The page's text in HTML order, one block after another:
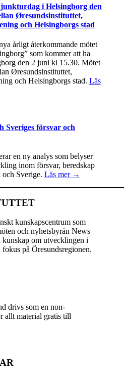
i Helsingborg den
Øresundsinstituttet,
och Helsingborgs stad
årligt återkommande mötet
som kommer att ha
den 2 juni kl 15.30. Mötet
Øresundsinstituttet,
och Helsingborgs stad. Läs
Sveriges försvar och
en ny analys som belyser
inom försvar, beredskap
Sverige. Läs mer →
kunskapscentrum som
och nyhetsbyrån News
om utvecklingen i
på Öresundsregionen.
drivs som en non-
allt material gratis till